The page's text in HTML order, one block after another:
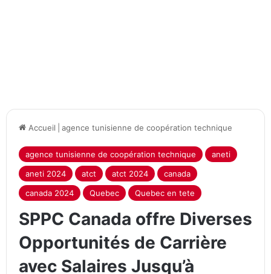
Accueil agence tunisienne de coopération technique
agence tunisienne de coopération technique
aneti
aneti 2024
atct atct 2024
canada
canada 2024
Quebec Quebec en tete
SPPC Canada offre Diverses
Opportunités de Carrière
avec Salaires Jusqu’à